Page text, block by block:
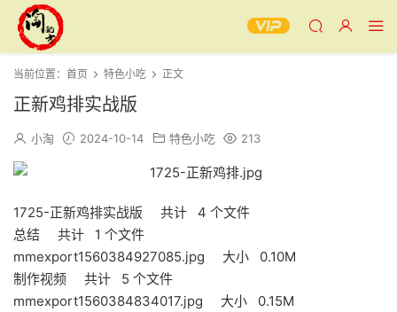
当前位置： 首页 特色小吃 正文
正新鸡排实战版
小淘 2024-10-14 特色小吃 213
1725-正新鸡排实战版 共计 4 个文件
总结 共计 1 个文件
mmexport1560384927085.jpg 大小 0.10M
制作视频 共计 5 个文件
mmexport1560384834017.jpg 大小 0.15M